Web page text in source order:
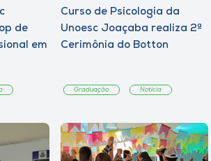
de
em
Curso de Psicologia da
Unoesc Joaçaba realiza 2ª
Cerimônia do Botton
Graduação Notícia